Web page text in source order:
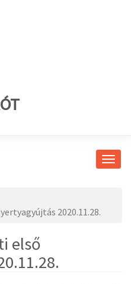
2020.11.28.
első